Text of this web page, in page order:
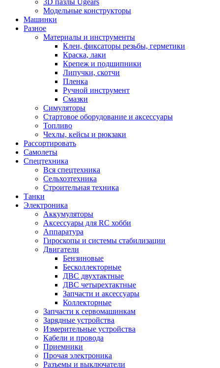
3D пазлы Ugears
Модельные конструкторы
Машинки
Разное
Материалы и инструменты
Клеи, фиксаторы резьбы, герметики
Краска, лаки
Крепеж и подшипники
Липучки, скотчи
Пленка
Ручной инструмент
Смазки
Симуляторы
Стартовое оборудование и аксессуары
Топливо
Чехлы, кейсы и рюкзаки
Рассортировать
Самолеты
Спецтехника
Вся спецтехника
Сельхозтехника
Строительная техника
Танки
Электроника
Аккумуляторы
Аксессуары для RC хобби
Аппаратура
Гироскопы и системы стабилизации
Двигатели
Бензиновые
Бесколлекторные
ДВС двухтактные
ДВС четырехтактные
Запчасти и аксессуары
Коллекторные
Запчасти к сервомашинкам
Зарядные устройства
Измерительные устройства
Кабели и провода
Приемники
Прочая электроника
Разъемы и выключатели